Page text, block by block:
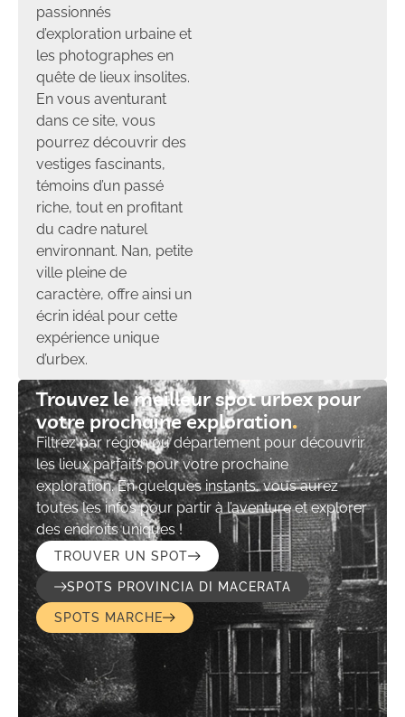
passionnés
d’exploration urbaine et
les photographes en
quête de lieux insolites.
En vous aventurant
dans ce site, vous
pourrez découvrir des
vestiges fascinants,
témoins d’un passé
riche, tout en profitant
du cadre naturel
environnant. Nan, petite
ville pleine de
caractère, offre ainsi un
écrin idéal pour cette
expérience unique
d’urbex.
Trouvez le meilleur spot urbex pour
votre prochaine exploration​
Filtrez par région ou département pour découvrir
les lieux parfaits pour votre prochaine
exploration. En quelques instants, vous aurez
toutes les infos pour partir à l’aventure et explorer
des endroits uniques !
TROUVER UN SPOT
SPOTS PROVINCIA DI MACERATA
SPOTS MARCHE